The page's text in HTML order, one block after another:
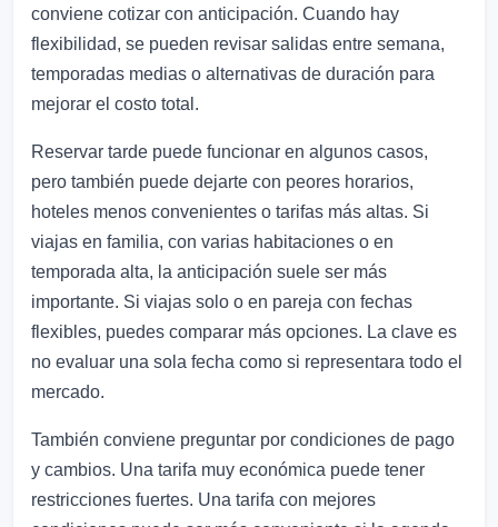
conviene cotizar con anticipación. Cuando hay
flexibilidad, se pueden revisar salidas entre semana,
temporadas medias o alternativas de duración para
mejorar el costo total.
Reservar tarde puede funcionar en algunos casos,
pero también puede dejarte con peores horarios,
hoteles menos convenientes o tarifas más altas. Si
viajas en familia, con varias habitaciones o en
temporada alta, la anticipación suele ser más
importante. Si viajas solo o en pareja con fechas
flexibles, puedes comparar más opciones. La clave es
no evaluar una sola fecha como si representara todo el
mercado.
También conviene preguntar por condiciones de pago
y cambios. Una tarifa muy económica puede tener
restricciones fuertes. Una tarifa con mejores